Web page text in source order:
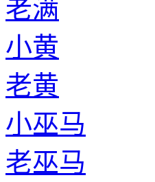
老满
小黄
老黄
小巫马
老巫马